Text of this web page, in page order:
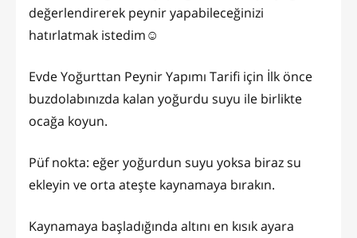
değerlendirerek peynir yapabileceğinizi
hatırlatmak istedim☺️
Evde Yoğurttan Peynir Yapımı Tarifi için İlk önce
buzdolabınızda kalan yoğurdu suyu ile birlikte
ocağa koyun.
Püf nokta: eğer yoğurdun suyu yoksa biraz su
ekleyin ve orta ateşte kaynamaya bırakın.
Kaynamaya başladığında altını en kısık ayara